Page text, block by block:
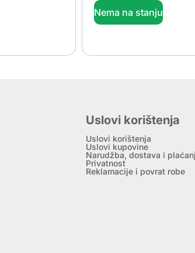
Nema na stanju
Uslovi korištenja
Uslovi korištenja
Uslovi kupovine
Narudžba, dostava i
Privatnost
Reklamacije i povrat robe